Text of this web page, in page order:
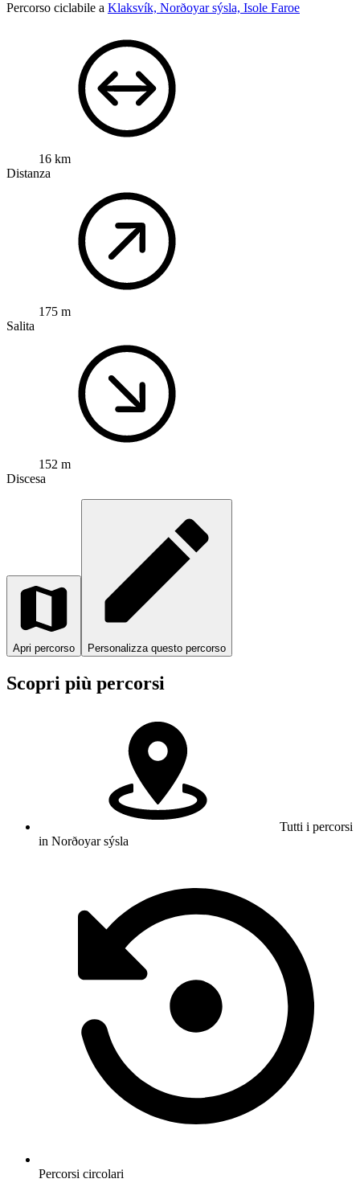
Percorso ciclabile a Klaksvík, Norðoyar sýsla, Isole Faroe
16 km
Distanza
175 m
Salita
152 m
Discesa
Apri percorso Personalizza questo percorso
Scopri più percorsi
Tutti i percorsi
in Norðoyar sýsla
Percorsi circolari